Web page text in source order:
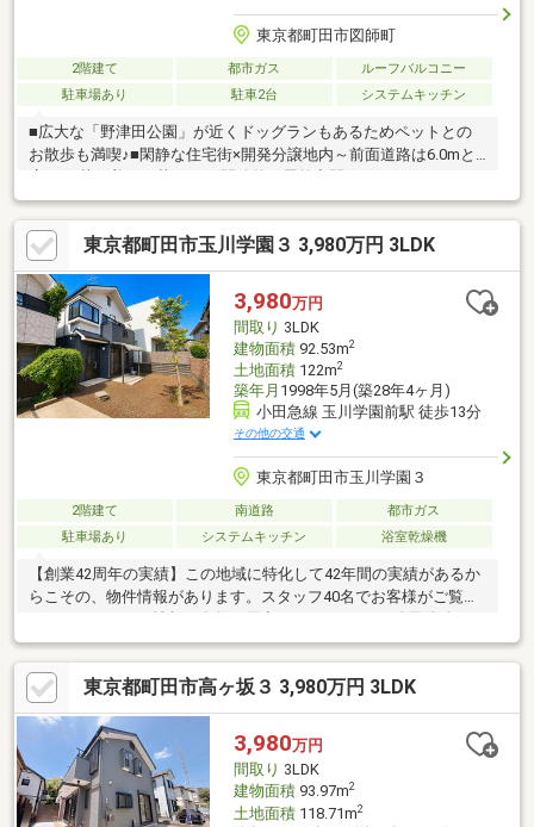
東京都町田市図師町
2階建て 都市ガス
ルーフバルコニー
駐車場あり
駐車2台 システムキッチン
■広大な「野津田公園」が近くドッグランもあるためペットとの
お散歩も満喫♪■閑静な住宅街×開発分譲地内～前面道路は6.0mと
付き♪日当たり眺望良好～テラス付き♪◆当日OKの見学予約は
【0120-806013】へ【提携住宅ローン】 ●大手都市銀行 ●変動金
利 年0.684％●保証料０円 疾病保証付き話題のauじぶん銀行 利用
可 たくさんのお客様からのお言葉に感謝してこれからも楽しく
素敵なお家探しをお約束します。いつでもお客様のお問合せをお
待ちしております☆☆
東京都町田市玉川学園３ 3,980万円 3LDK
3,980万円
間取り 3LDK
建物面積92.53m2
土地面積122m2
築年月 1998年5月(築28年4ヶ月)
小田急線 玉川学園前駅 徒歩13分
その他の交通
東京都町田市玉川学園３
2階建て 南道路
都市ガス
駐車場あり
システムキッチン 浴室乾燥機
【創業42周年の実績】この地域に特化して42年間の実績があるか
らこその、物件情報があります。スタッフ40名でお客様がご覧に
使いたくない※現在、他のローンを組んでいるけど大丈夫かな等
お気軽に下記までご連絡ください。☆フリーダイヤル：0120-12-
7417お住まい探しは朝日土地建物(株)営業7課にお任せください！
インターネット、チラシなどに掲載できない物件も多数ございま
東京都町田市高ヶ坂３ 3,980万円 3LDK
3,980万円
間取り 3LDK
建物面積93.97m2
土地面積118.71m2